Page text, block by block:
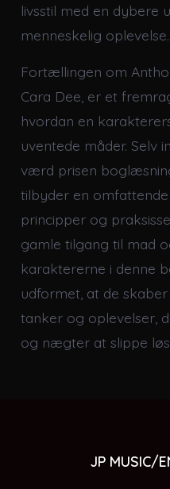
livsstil med en dybere
menneskelig oplevelse.
Fortællingen om
Cara Dee, er et
hvordan en
uventede måder. Selv
værd prisen
tilbyder en
principper og
gamle tilgang til mad
karaktererne i denne
udformet, at de
tanker og oplevelser,
og nægter at slippe
JP MUSIC/